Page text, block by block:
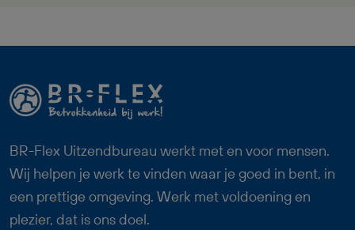
verschillende onderdelen van het
productieproces. Deze baan als
Productiemedewerker Plaatwerk past
goed bij iemand die technisch inzicht
heeft, nauwkeurig werkt en graag
onderdeel wil zijn van een betrokken
BR-Flex Uitzendbureau werkt met en voor mensen.
Wij helpen je werk te vinden waar je goed in bent, in
een prettige omgeving. Werk met voldoening en
plezier, dat is ons doel.